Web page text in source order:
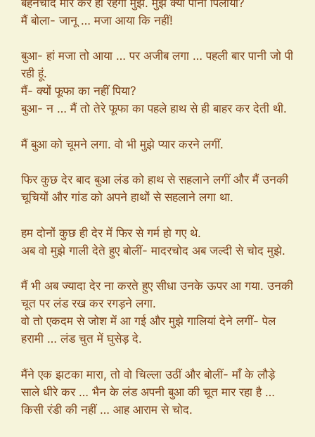
मैं बोला- जानू … मजा आया कि नहीं!
बुआ- हां मजा तो आया … पर अजीब लगा … पहली बार पानी जो पी
रही हूं.
मैं- क्यों फूफा का नहीं पिया?
बुआ- न … मैं तो तेरे फूफा का पहले हाथ से ही बाहर कर देती थी.
मैं बुआ को चूमने लगा. वो भी मुझे प्यार करने लगीं.
फिर कुछ देर बाद बुआ लंड को हाथ से सहलाने लगीं और मैं उनकी
चूचियों और गांड को अपने हाथों से सहलाने लगा था.
हम दोनों कुछ ही देर में फिर से गर्म हो गए थे.
अब वो मुझे गाली देते हुए बोलीं- मादरचोद अब जल्दी से चोद मुझे.
मैं भी अब ज्यादा देर ना करते हुए सीधा उनके ऊपर आ गया. उनकी
चूत पर लंड रख कर रगड़ने लगा.
वो तो एकदम से जोश में आ गई और मुझे गालियां देने लगीं- पेल
हरामी … लंड चुत में घुसेड़ दे.
मैंने एक झटका मारा, तो वो चिल्ला उठीं और बोलीं- माँ के लौड़े
साले धीरे कर … भैन के लंड अपनी बुआ की चूत मार रहा है …
किसी रंडी की नहीं … आह आराम से चोद.